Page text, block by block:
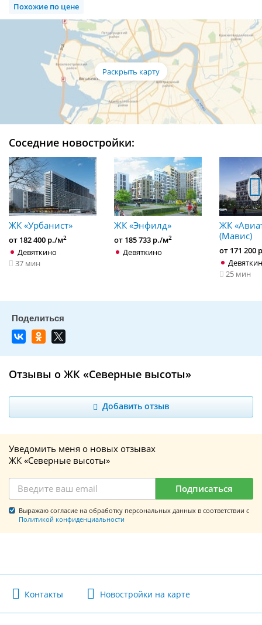
Похожие по цене
Соседние новостройки:
ЖК «Урбанист»
от 182 400 р./м2
Девяткино
37 мин
ЖК «Энфилд»
от 185 733 р./м2
Девяткино
ЖК
(Мавис)
от 171 200
25 мин
Отзывы о ЖК «Северные высоты»
Добавить отзыв
Уведомить меня о новых отзывах
ЖК «Северные высоты»
Подписаться
Выражаю согласие на обработку персональных данных в соответствии с
Политикой конфиденциальности
Контакты Новостройки на карте